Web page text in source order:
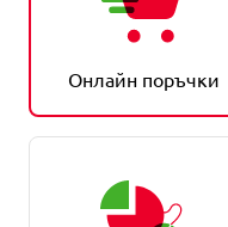
Онлайн поръчки